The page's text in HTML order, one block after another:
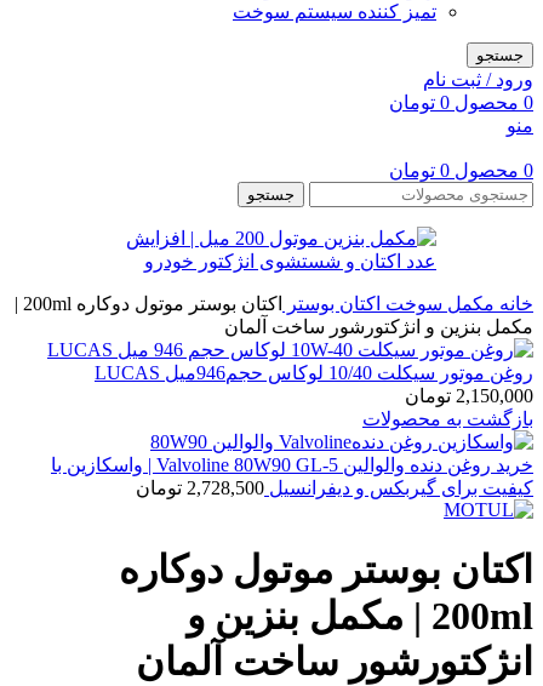
تمیز کننده سیستم سوخت
جستجو
ورود / ثبت نام
0 محصول 0 تومان
منو
0 محصول 0 تومان
جستجو
خانه مکمل سوخت اکتان بوستر
اکتان بوستر موتول دوکاره 200ml |
مکمل بنزین و انژکتورشور ساخت آلمان
روغن موتور سیکلت 10/40 لوکاس حجم946میل LUCAS
2,150,000 تومان
بازگشت به محصولات
خرید روغن دنده والوالین Valvoline 80W90 GL-5 | واسکازین با
کیفیت برای گیربکس و دیفرانسیل 2,728,500 تومان
اکتان بوستر موتول دوکاره
200ml | مکمل بنزین و
انژکتورشور ساخت آلمان